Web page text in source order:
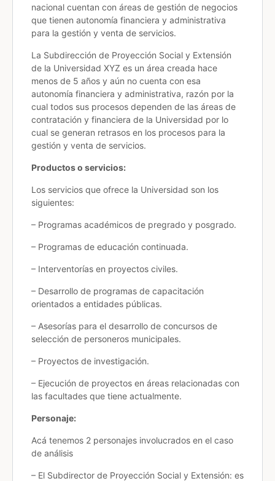
nacional cuentan con áreas de gestión de negocios
que tienen autonomía financiera y administrativa
para la gestión y venta de servicios.
La Subdirección de Proyección Social y Extensión
de la Universidad XYZ es un área creada hace
menos de 5 años y aún no cuenta con esa
autonomía financiera y administrativa, razón por la
cual todos sus procesos dependen de las áreas de
contratación y financiera de la Universidad por lo
cual se generan retrasos en los procesos para la
gestión y venta de servicios.
Productos o servicios:
Los servicios que ofrece la Universidad son los
siguientes:
– Programas académicos de pregrado y posgrado.
– Programas de educación continuada.
– Interventorías en proyectos civiles.
– Desarrollo de programas de capacitación
orientados a entidades públicas.
– Asesorías para el desarrollo de concursos de
selección de personeros municipales.
– Proyectos de investigación.
– Ejecución de proyectos en áreas relacionadas con
las facultades que tiene actualmente.
Personaje:
Acá tenemos 2 personajes involucrados en el caso
de análisis
– El Subdirector de Proyección Social y Extensión: es